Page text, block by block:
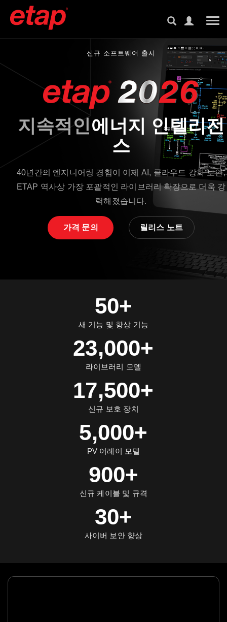
신규 소프트웨어 출시
지속적인에너지 인텔리전
스
40년간의 엔지니어링 경험이 이제 AI, 클라우드 강화 보안,
ETAP 역사상 가장 포괄적인 라이브러리 확장으로 더욱 강
력해졌습니다.
가격 문의 릴리스 노트
50+
새 기능 및 향상 기능
23,000+
라이브러리 모델
17,500+
신규 보호 장치
5,000+
PV 어레이 모델
900+
신규 케이블 및 규격
30+
사이버 보안 향상